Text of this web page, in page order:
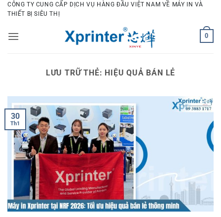
Bỏ
qua
dung
CÔNG TY CUNG CẤP DỊCH VỤ HÀNG ĐẦU VIỆT NAM VỀ MÁY IN VÀ
THIẾT BỊ SIÊU THỊ
0
LƯU TRỮ THẺ: HIỆU QUẢ BÁN LẺ
30
Th1